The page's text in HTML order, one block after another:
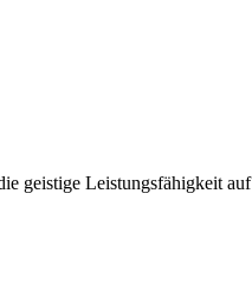
geistige Leistungsfähigkeit auf